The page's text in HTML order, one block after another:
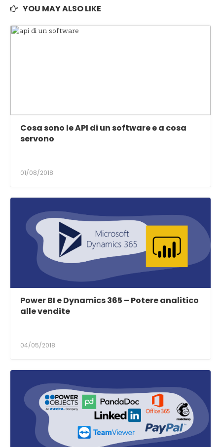
YOU MAY ALSO LIKE
Cosa sono le API di un software e a cosa
servono
01/08/2018
Power BI e Dynamics 365 – Potere analitico
alle vendite
04/05/2018